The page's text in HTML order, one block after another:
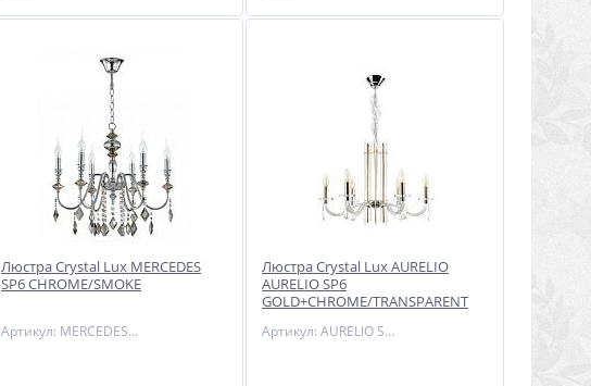
Люстра Crystal Lux MERCEDES
SP6 CHROME/SMOKE
Артикул: MERCEDES SP6 CHROME/SMOKE
Люстра Crystal Lux AURELIO
AURELIO SP6
GOLD+CHROME/TRANSPARENT
Артикул: AURELIO SP6 GOLD+CHROME/TRANSPARENT